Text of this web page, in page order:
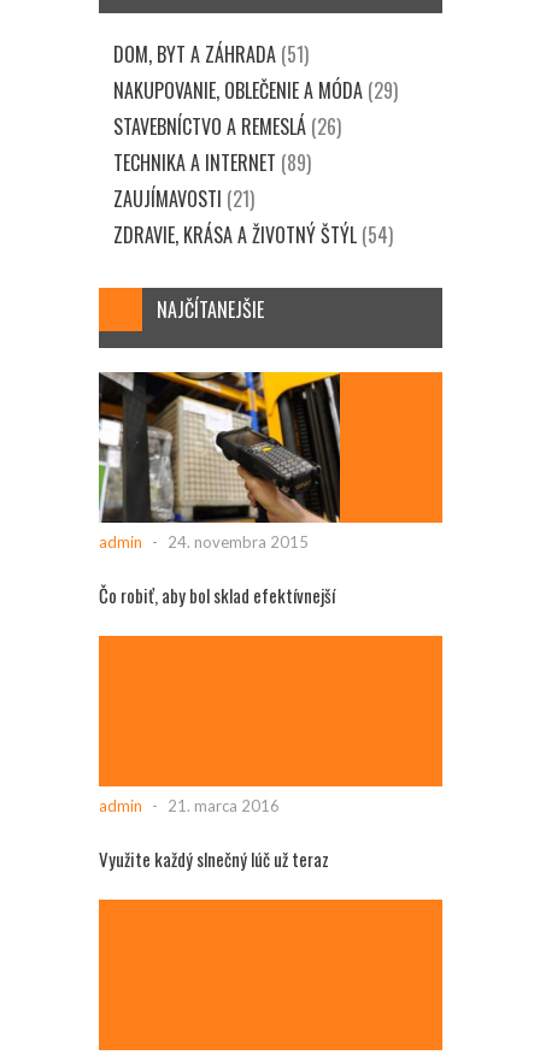
DOM, BYT A ZÁHRADA(51)
NAKUPOVANIE, OBLEČENIE A MÓDA(29)
STAVEBNÍCTVO A REMESLÁ(26)
TECHNIKA A INTERNET (89)
ZAUJÍMAVOSTI (21)
ZDRAVIE, KRÁSA A ŽIVOTNÝ ŠTÝL(54)
NAJČÍTANEJŠIE
admin - 24. novembra 2015
Čo robiť, aby bol sklad efektívnejší
admin - 21. marca 2016
Využite každý slnečný lúč už teraz